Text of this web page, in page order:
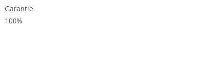
Garantie
100%